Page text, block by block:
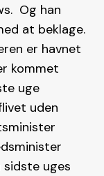
Og han
at beklage.
er havnet
kommet
uge
uden
sidste uges